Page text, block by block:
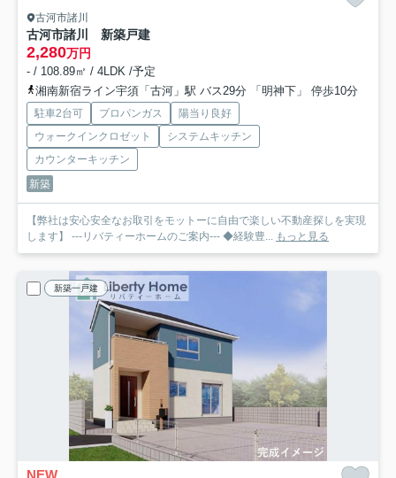
古河市諸川
古河市諸川 新築戸建
2,280万円
- / 108.89㎡ / 4LDK /予定
湘南新宿ライン宇須「古河」駅 バス29分 「明神下」 停歩10分
駐車2台可 プロパンガス
陽当り良好
ウォークインクロゼット
システムキッチン
カウンターキッチン
新築
【弊社は安心安全なお取引をモットーに自由で楽しい不動産探しを実現
します】 ---リバティーホームのご案内--- ◆経験豊... もっと見る
新築一戸建